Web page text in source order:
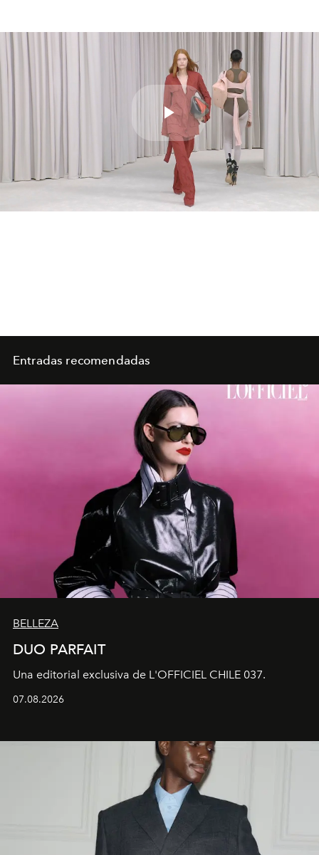
Play
Video
Entradas recomendadas
BELLEZA
DUO PARFAIT
Una editorial exclusiva de L'OFFICIEL CHILE 037.
07.08.2026